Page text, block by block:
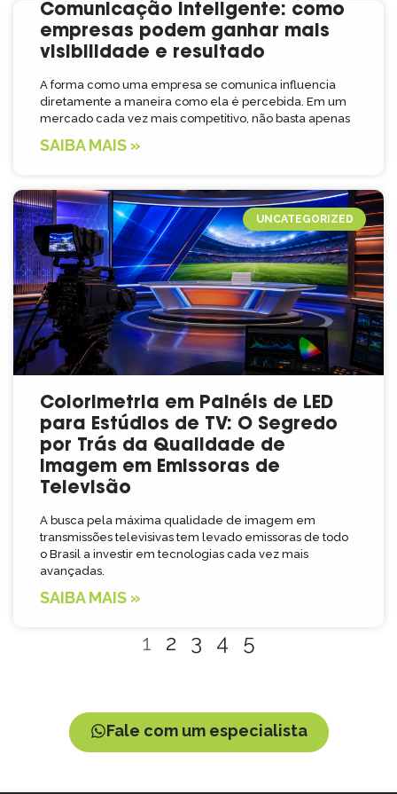
Comunicação inteligente: como
empresas podem ganhar mais
visibilidade e resultado
A forma como uma empresa se comunica influencia
diretamente a maneira como ela é percebida. Em um
mercado cada vez mais competitivo, não basta apenas
SAIBA MAIS »
UNCATEGORIZED
Colorimetria em Painéis de LED
para Estúdios de TV: O Segredo
por Trás da Qualidade de
Imagem em Emissoras de
Televisão
A busca pela máxima qualidade de imagem em
transmissões televisivas tem levado emissoras de todo
o Brasil a investir em tecnologias cada vez mais
avançadas.
SAIBA MAIS »
1 2 3 4 5
Fale com um especialista